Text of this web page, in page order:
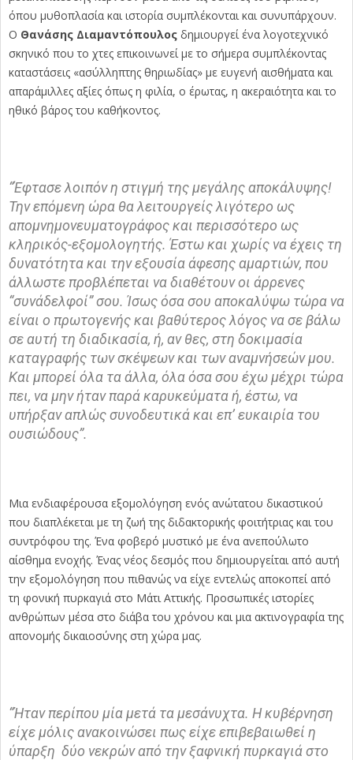
όπου μυθοπλασία και ιστορία συμπλέκονται και συνυπάρχουν.
Ο Θανάσης Διαμαντόπουλος δημιουργεί ένα λογοτεχνικό
σκηνικό που το χτες επικοινωνεί με το σήμερα συμπλέκοντας
καταστάσεις «ασύλληπτης θηριωδίας» με ευγενή αισθήματα και
απαράμιλλες αξίες όπως η φιλία, ο έρωτας, η ακεραιότητα και το
ηθικό βάρος του καθήκοντος.
“Έφτασε λοιπόν η στιγμή της μεγάλης αποκάλυψης!
Την επόμενη ώρα θα λειτουργείς λιγότερο ως
απομνημονευματογράφος και περισσότερο ως
κληρικός-εξομολογητής. Έστω και χωρίς να έχεις τη
δυνατότητα και την εξουσία άφεσης αμαρτιών, που
άλλωστε προβλέπεται να διαθέτουν οι άρρενες
“συνάδελφοί” σου. Ίσως όσα σου αποκαλύψω τώρα να
είναι ο πρωτογενής και βαθύτερος λόγος να σε βάλω
σε αυτή τη διαδικασία, ή, αν θες, στη δοκιμασία
καταγραφής των σκέψεων και των αναμνήσεών μου.
Και μπορεί όλα τα άλλα, όλα όσα σου έχω μέχρι τώρα
πει, να μην ήταν παρά καρυκεύματα ή, έστω, να
υπήρξαν απλώς συνοδευτικά και επ’ ευκαιρία του
ουσιώδους”.
Μια ενδιαφέρουσα εξομολόγηση ενός ανώτατου δικαστικού
που διαπλέκεται με τη ζωή της διδακτορικής φοιτήτριας και του
συντρόφου της. Ένα φοβερό μυστικό με ένα ανεπούλωτο
αίσθημα ενοχής. Ένας νέος δεσμός που δημιουργείται από αυτή
την εξομολόγηση που πιθανώς να είχε εντελώς αποκοπεί από
τη φονική πυρκαγιά στο Μάτι Αττικής. Προσωπικές ιστορίες
ανθρώπων μέσα στο διάβα του χρόνου και μια ακτινογραφία της
απονομής δικαιοσύνης στη χώρα μας.
“Ήταν περίπου μία μετά τα μεσάνυχτα. Η κυβέρνηση
είχε μόλις ανακοινώσει πως είχε επιβεβαιωθεί η
ύπαρξη δύο νεκρών από την ξαφνική πυρκαγιά στο